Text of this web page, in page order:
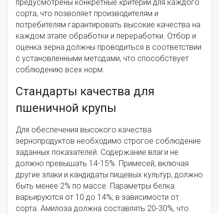
предусмотрены конкретные критерии для каждого
сорта, что позволяет производителям и
потребителям гарантировать высокие качества на
каждом этапе обработки и переработки. Отбор и
оценка зерна должны проводиться в соответствии
с установленными методами, что способствует
соблюдению всех норм.
Стандарты качества для
пшеничной крупы
Для обеспечения высокого качества
зернопродуктов необходимо строгое соблюдение
заданных показателей. Содержание влаги не
должно превышать 14-15%. Примесей, включая
другие злаки и кандидаты пищевых культур, должно
быть менее 2% по массе. Параметры белка
варьируются от 10 до 14%, в зависимости от
сорта. Амилоза должна составлять 20-30%, что